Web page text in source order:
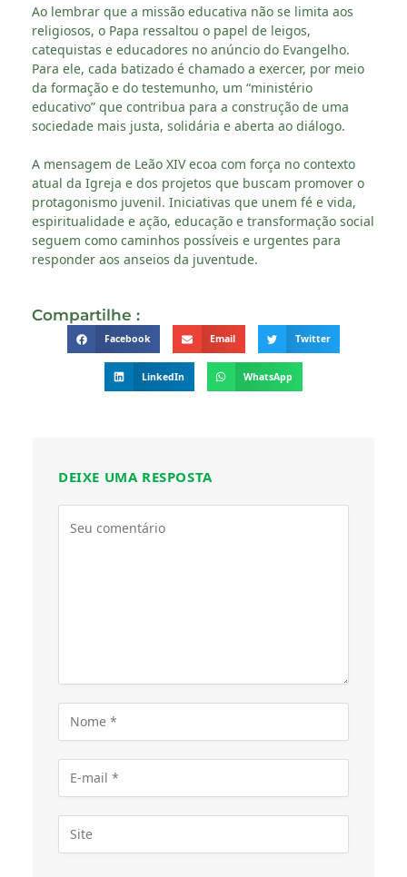
Ao lembrar que a missão educativa não se limita aos
religiosos, o Papa ressaltou o papel de leigos,
catequistas e educadores no anúncio do Evangelho.
Para ele, cada batizado é chamado a exercer, por meio
da formação e do testemunho, um “ministério
educativo” que contribua para a construção de uma
sociedade mais justa, solidária e aberta ao diálogo.
A mensagem de Leão XIV ecoa com força no contexto
atual da Igreja e dos projetos que buscam promover o
protagonismo juvenil. Iniciativas que unem fé e vida,
espiritualidade e ação, educação e transformação social
seguem como caminhos possíveis e urgentes para
responder aos anseios da juventude.
Compartilhe :
Facebook Email Twitter
LinkedIn WhatsApp
DEIXE UMA RESPOSTA